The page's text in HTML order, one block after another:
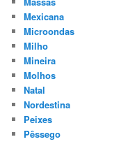
Mexicana
Microondas
Milho
Mineira
Molhos
Natal
Nordestina
Peixes
Pêssego